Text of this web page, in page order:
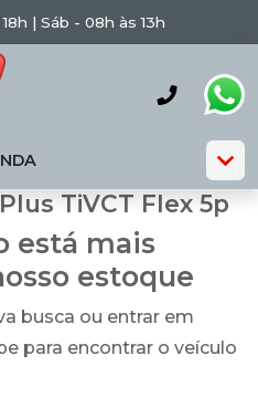
| Sáb - 08h às 13h
TiVCT Flex 5p
está mais
estoque
busca ou entrar em
para encontrar o veículo